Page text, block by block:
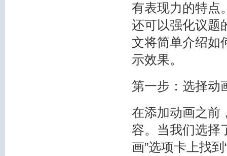
有表现力的特点
还可以强化议题
文将简单介绍如
示效果。
第一步：选择动
在添加动画之前
容。当我们选择
画”选项卡上找